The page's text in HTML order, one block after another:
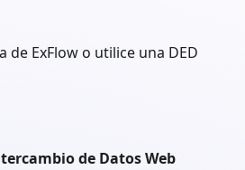
ExFlow o utilice una DED
de Datos Web